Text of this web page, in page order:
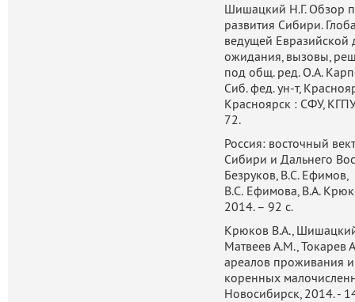
Шишацкий Н.Г. Обзор
развития Сибири.
ведущей
ожидания, вызовы,
под общ. ред. О.А.
Сиб. фед. ун-т,
Красноярск : СФУ,
72.
Россия: восточный
Сибири и Дальнего
Безруков, В.С.
В.С. Ефимова, В.А.
2014. – 92 с.
Крюков В.А.,
Матвеев А.М., Токарев
ареалов проживания
коренных
Новосибирск, 2014. -